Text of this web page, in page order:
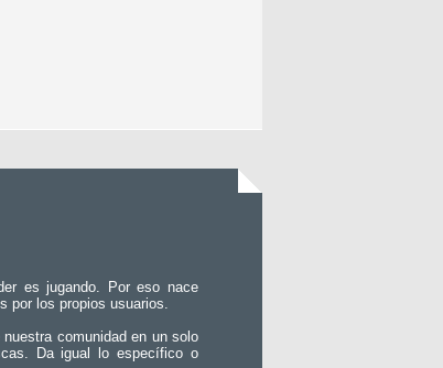
es jugando. Por eso nace
por los propios usuarios.
comunidad en un solo
Da igual lo específico o